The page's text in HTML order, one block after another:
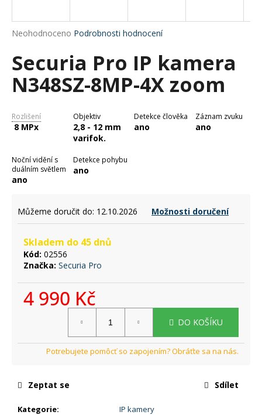
Průměrné
produktu
je
0,0
hvězdiček.
Neohodnoceno Podrobnosti hodnocení
Securia Pro IP kamera
N348SZ-8MP-4X zoom
Rozlišení
8 MPx
Objektiv
2,8 - 12 mm
varifok.
Detekce člověka
ano
Záznam zvuku
ano
Noční vidění s
duálním světlem
ano
Detekce pohybu
ano
Můžeme doručit do: 12.10.2026 Možnosti doručení
Skladem do 45 dnů
Kód: 02556
Značka: Securia Pro
4 990 Kč
DO KOŠÍKU
Kategorie:
IP kamery
Zeptat se Sdílet
j
t
?
HLEDAT
D
p
o